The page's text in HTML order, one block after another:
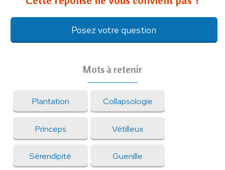
Posez votre question
Mots à retenir
Plantation Collapsologie
Princeps Vétilleux
Sérendipité Guenille